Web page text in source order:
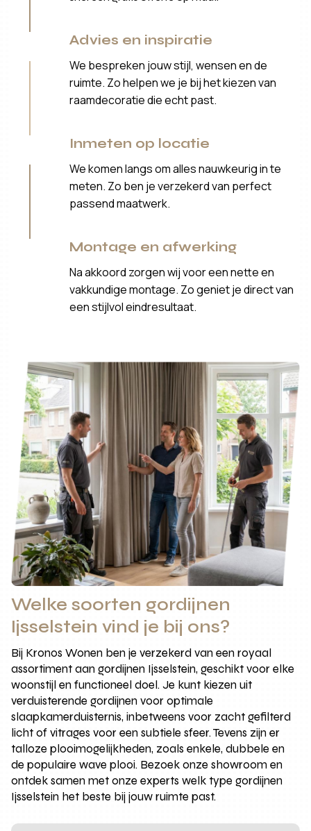
Advies en inspiratie
We bespreken jouw stijl, wensen en de
ruimte. Zo helpen we je bij het kiezen van
raamdecoratie die echt past.
Inmeten op locatie
We komen langs om alles nauwkeurig in te
meten. Zo ben je verzekerd van perfect
passend maatwerk.
Montage en afwerking
Na akkoord zorgen wij voor een nette en
vakkundige montage. Zo geniet je direct van
een stijlvol eindresultaat.
Welke soorten gordijnen
Ijsselstein vind je bij ons?
Bij Kronos Wonen ben je verzekerd van een royaal
assortiment aan gordijnen Ijsselstein, geschikt voor elke
woonstijl en functioneel doel. Je kunt kiezen uit
verduisterende gordijnen voor optimale
slaapkamerduisternis, inbetweens voor zacht gefilterd
licht of vitrages voor een subtiele sfeer. Tevens zijn er
talloze plooimogelijkheden, zoals enkele, dubbele en
de populaire wave plooi. Bezoek onze showroom en
ontdek samen met onze experts welk type gordijnen
Ijsselstein het beste bij jouw ruimte past.